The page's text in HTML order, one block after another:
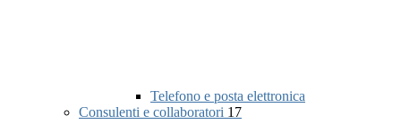
Telefono e posta elettronica
Consulenti e collaboratori 17